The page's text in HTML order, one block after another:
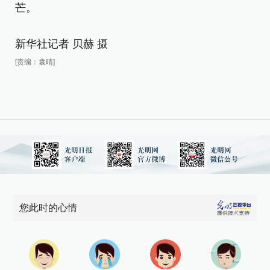
芒。
新华社记者 贝赫 摄
[责编：袁晴]
您此时的心情